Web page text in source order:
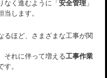
なく進むように「安全管理 」
当します。
るほど、さまざまな工事が関
それに伴って増える工事作業
。